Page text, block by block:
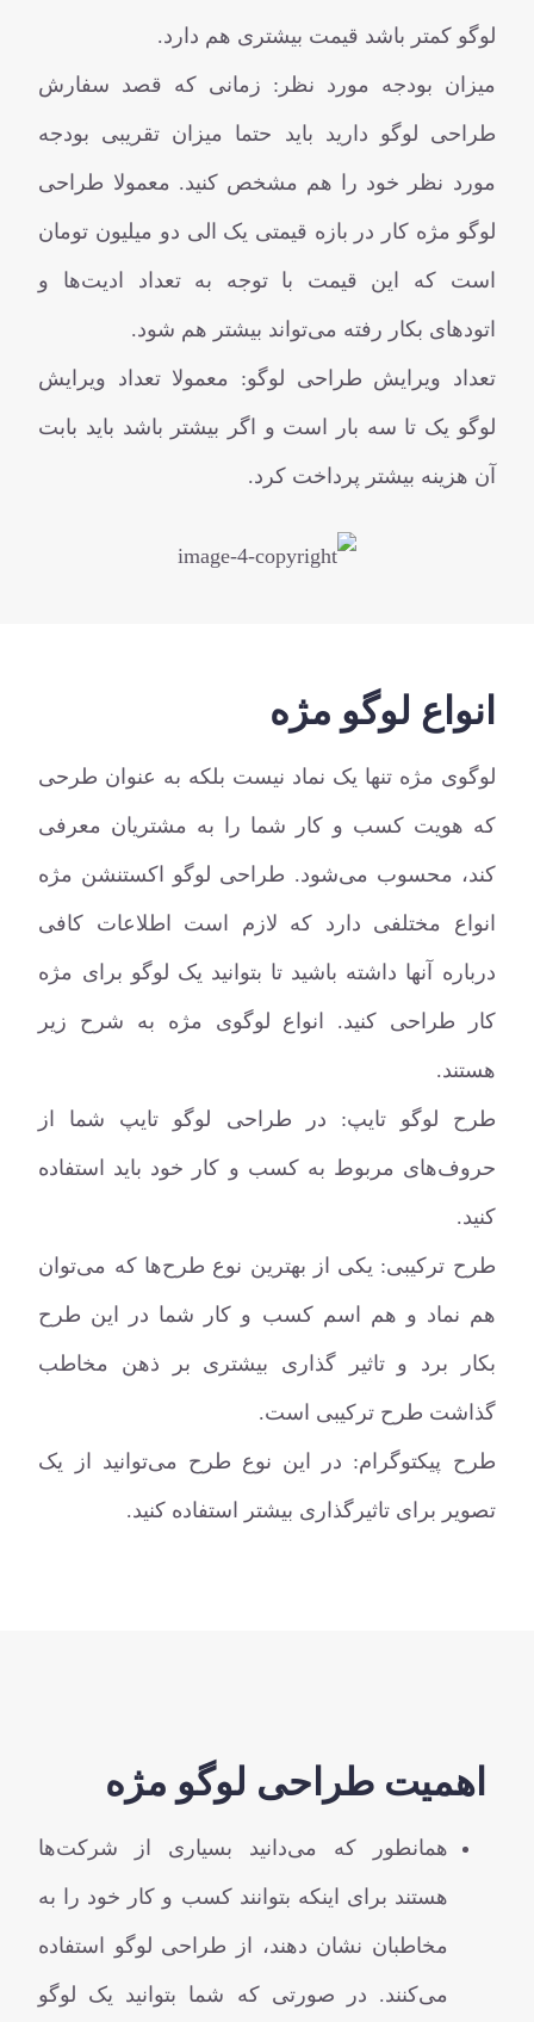
لوگو کمتر باشد قیمت بیشتری هم دارد.
میزان بودجه مورد نظر: زمانی که قصد سفارش
طراحی لوگو دارید باید حتما میزان تقریبی بودجه
مورد نظر خود را هم مشخص کنید. معمولا طراحی
لوگو مژه کار در بازه قیمتی یک الی دو میلیون تومان
است که این قیمت با توجه به تعداد ادیت‌ها و
اتودهای بکار رفته می‌تواند بیشتر هم شود.
تعداد ویرایش طراحی لوگو: معمولا تعداد ویرایش
لوگو یک تا سه بار است و اگر بیشتر باشد باید بابت
آن هزینه بیشتر پرداخت کرد.
انواع لوگو مژه
لوگوی مژه تنها یک نماد نیست بلکه به عنوان طرحی
که هویت کسب و کار شما را به مشتریان معرفی
کند، محسوب می‌شود. طراحی لوگو اکستنشن مژه
انواع مختلفی دارد که لازم است اطلاعات کافی
درباره آنها داشته باشید تا بتوانید یک لوگو برای مژه
کار طراحی کنید. انواع لوگوی مژه به شرح زیر
هستند.
طرح لوگو تایپ: در طراحی لوگو تایپ شما از
حروف‌های مربوط به کسب و کار خود باید استفاده
کنید.
طرح ترکیبی: یکی از بهترین نوع طرح‌ها که می‌توان
هم نماد و هم اسم کسب و کار شما در این طرح
بکار برد و تاثیر گذاری بیشتری بر ذهن مخاطب
گذاشت طرح ترکیبی است.
طرح پیکتوگرام: در این نوع طرح می‌توانید از یک
تصویر برای تاثیرگذاری بیشتر استفاده کنید.
اهمیت طراحی لوگو مژه
همانطور که می‌دانید بسیاری از شرکت‌ها
هستند برای اینکه بتوانند کسب و کار خود را به
مخاطبان نشان دهند، از طراحی لوگو استفاده
می‌کنند. در صورتی که شما بتوانید یک لوگو